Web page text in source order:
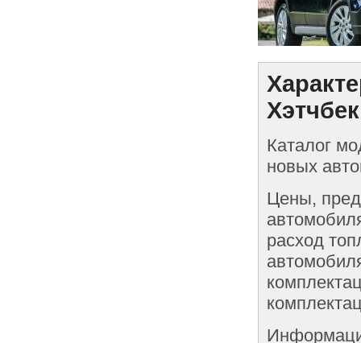
Каталог
новых
Цены,
расход